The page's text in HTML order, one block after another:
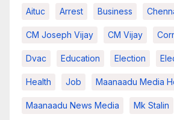
Aituc Arrest Business
CM Joseph Vijay CM Vijay
Dvac Education Election
Health Job Maanaadu Media
Maanaadu News Media Mk Stalin